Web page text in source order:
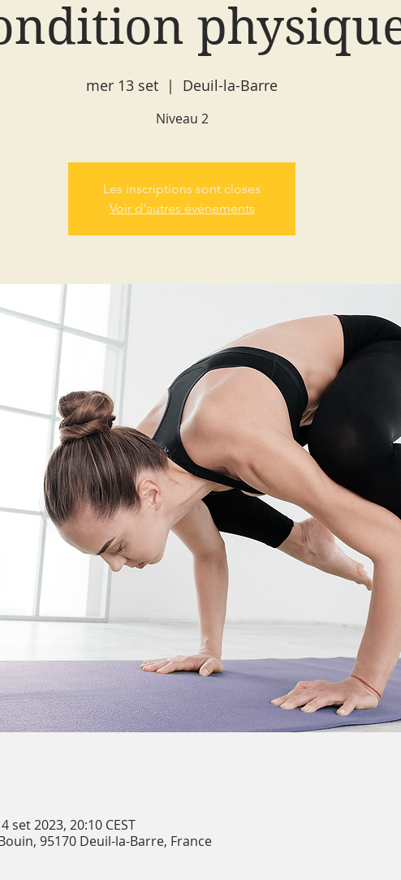
mer 13 set
  |
Deuil-la-Barre
Niveau 2
Les inscriptions sont closes
Voir d'autres événements
set 2023, 20:10 CEST
95170 Deuil-la-Barre, France